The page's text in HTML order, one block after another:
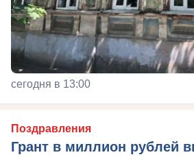
сегодня в 13:00
Поздравления
Грант в миллион рублей